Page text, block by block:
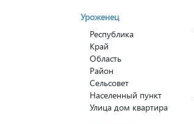
Уроженец
Республика
Край
Область
Район
Сельсовет
Населенный пункт
Улица дом квартира